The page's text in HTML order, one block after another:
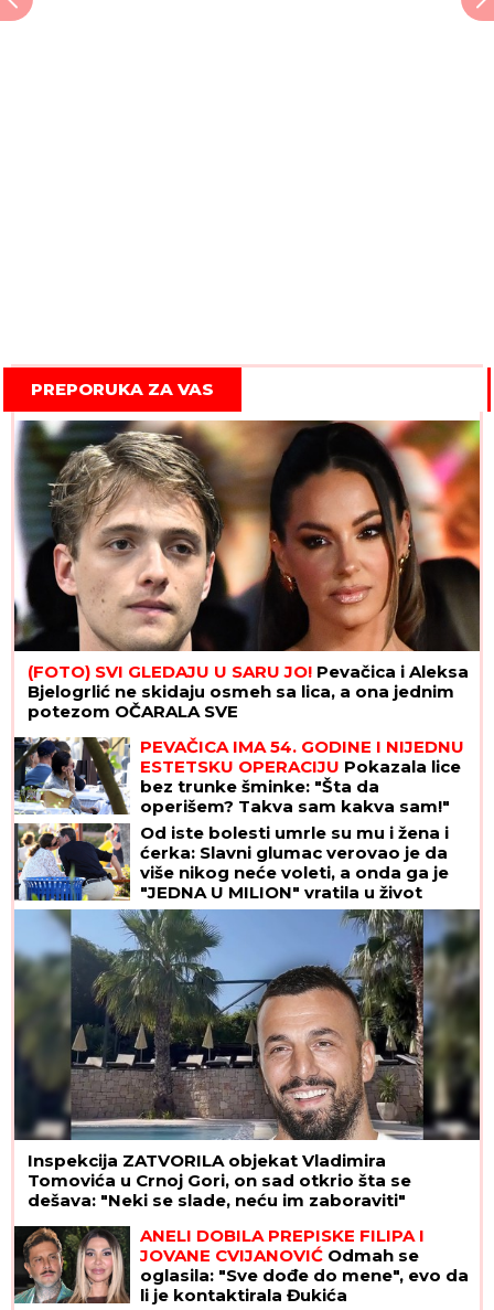
PREPORUKA ZA VAS
(FOTO) SVI GLEDAJU U SARU JO! Pevačica i Aleksa
Bjelogrlić ne skidaju osmeh sa lica, a ona jednim
potezom OČARALA SVE
PEVAČICA IMA 54. GODINE I NIJEDNU
ESTETSKU OPERACIJU Pokazala lice
bez trunke šminke: "Šta da
operišem? Takva sam kakva sam!"
Od iste bolesti umrle su mu i žena i
ćerka: Slavni glumac verovao je da
više nikog neće voleti, a onda ga je
"JEDNA U MILION" vratila u život
Inspekcija ZATVORILA objekat Vladimira
Tomovića u Crnoj Gori, on sad otkrio šta se
dešava: "Neki se slade, neću im zaboraviti"
ANELI DOBILA PREPISKE FILIPA I
JOVANE CVIJANOVIĆ Odmah se
oglasila: "Sve dođe do mene", evo da
li je kontaktirala Đukića